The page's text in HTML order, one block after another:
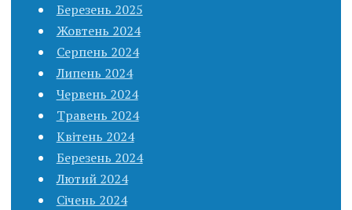
Березень 2025
Жовтень 2024
Серпень 2024
Липень 2024
Червень 2024
Травень 2024
Квітень 2024
Березень 2024
Лютий 2024
Січень 2024